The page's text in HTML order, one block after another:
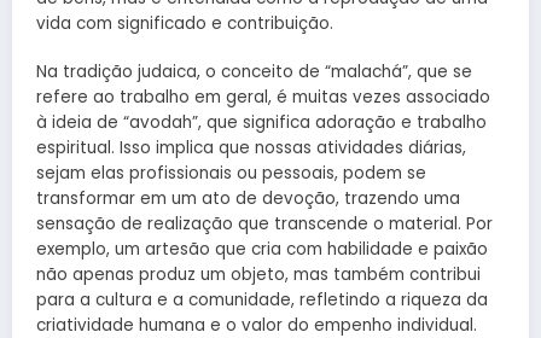
vida com significado e contribuição.
Na tradição judaica, o conceito de “malachá”, que se
refere ao trabalho em geral, é muitas vezes associado
à ideia de “avodah”, que significa adoração e trabalho
espiritual. Isso implica que nossas atividades diárias,
sejam elas profissionais ou pessoais, podem se
transformar em um ato de devoção, trazendo uma
sensação de realização que transcende o material. Por
exemplo, um artesão que cria com habilidade e paixão
não apenas produz um objeto, mas também contribui
para a cultura e a comunidade, refletindo a riqueza da
criatividade humana e o valor do empenho individual.